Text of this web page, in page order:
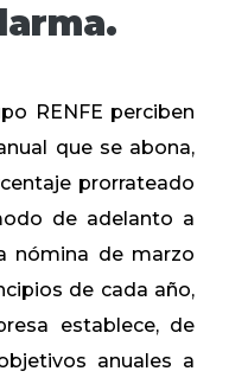
RENFE perciben
que se abona,
prorrateado
de adelanto a
nómina de marzo
de cada año,
establece, de
anuales a